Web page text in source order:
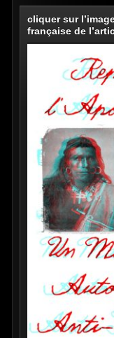
cliquer sur
française de